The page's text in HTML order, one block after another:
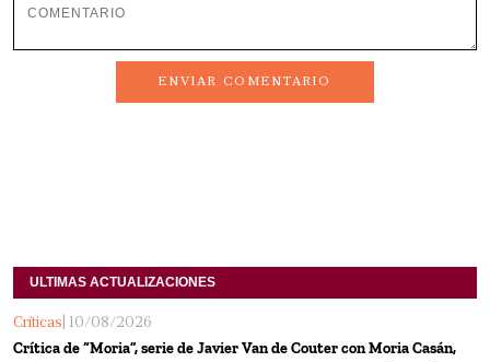
ENVIAR COMENTARIO
ULTIMAS ACTUALIZACIONES
Críticas | 10/08/2026
Crítica de “Moria”, serie de Javier Van de Couter con Moria Casán,